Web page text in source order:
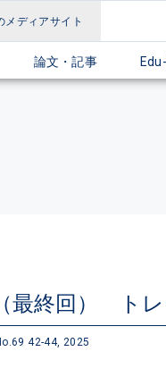
メディアサイト
論文・記事
最終回） ト
42-44, 2025